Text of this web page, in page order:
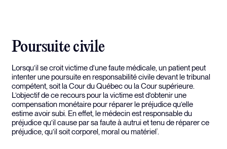
Poursuite civile
Lorsqu’il se croit victime d’une faute médicale, un patient peut
intenter une poursuite en responsabilité civile devant le tribunal
compétent, soit la Cour du Québec ou la Cour supérieure.
L’objectif de ce recours pour la victime est d’obtenir une
compensation monétaire pour réparer le préjudice qu’elle
estime avoir subi. En effet, le médecin est responsable du
préjudice qu’il cause par sa faute à autrui et tenu de réparer ce
préjudice, qu’il soit corporel, moral ou matériel1.